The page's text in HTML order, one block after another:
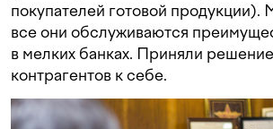
покупателей готовой продукции).
все они обслуживаются
в мелких банках. Приняли
контрагентов к себе.